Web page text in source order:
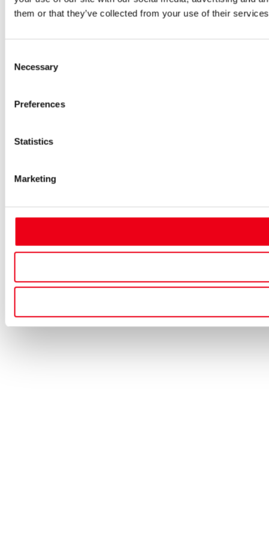
them or that they’ve collected from your use of their
Selection
Necessary
Preferences
Statistics
Marketing